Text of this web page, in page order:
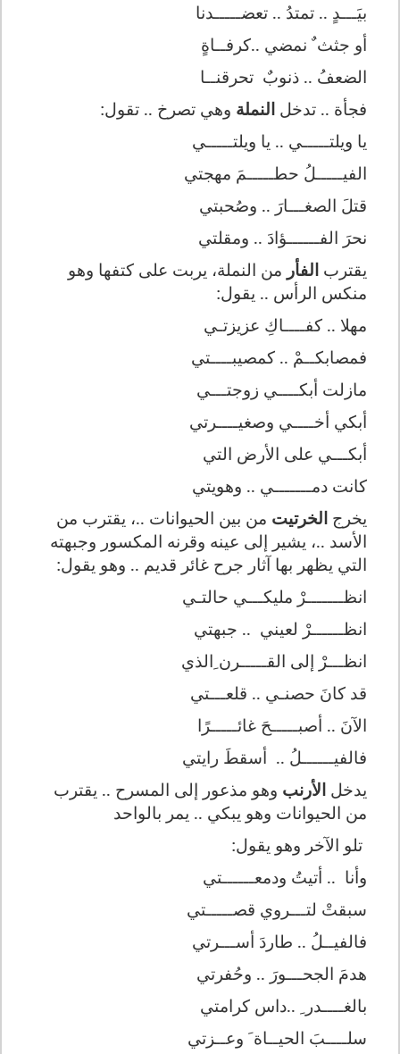
بيَـــدٍ .. تمتدُ .. تعضـــــدنا
أو جثث ٌ نمضي ..كرفــاةٍ
الضعفُ .. ذنوبٌ تحرقنــا
فجأة .. تدخل النملة وهي تصرخ .. تقول:
يا ويلتـــــي .. يا ويلتـــــي
الفيـــــلُ حطـــــمَ مهجتي
قتلَ الصغـــارَ .. وصُحبتي
نحرَ الفــــــؤادَ .. ومقلتي
يقترب الفأر من النملة، يربت على كتفها وهو
منكس الرأس .. يقول:
مهلا .. كفــــاكِ عزيزتـي
فمصابكــمْ .. كمصيبــــتي
مازلت أبكــــي زوجتـــي
أبكي أخــــي وصغيــــرتي
أبكـــي على الأرض التي
كانت دمـــــــي .. وهويتي
يخرج الخرتيت من بين الحيوانات ..، يقترب من
الأسد ..، يشير إلى عينه وقرنه المكسور وجبهته
التي يظهر بها آثار جرح غائر قديم .. وهو يقول:
انظـــــــرْ مليكـــي حالتـي
انظــــــرْ لعيني .. جبهتي
انظـــرْ إلى القـــــرن ِالذي
قد كانَ حصنـي .. قلعـــتي
الآنَ .. أصبـــــحَ غائـــــرًا
فالفيــــــلُ .. أسقطَ رايتي
يدخل الأرنب وهو مذعور إلى المسرح .. يقترب
من الحيوانات وهو يبكي .. يمر بالواحد
تلو الآخر وهو يقول:
وأنا .. أتيتُ ودمعــــــتي
سبقتْ لتـــروي قصـــــتي
فالفيــلُ .. طاردَ أســـرتي
هدمَ الجحـــورَ .. وحُفرتي
بالغــــدر ِ ..داس كرامتي
سلــــبَ الحيــاة َ وعــزتي